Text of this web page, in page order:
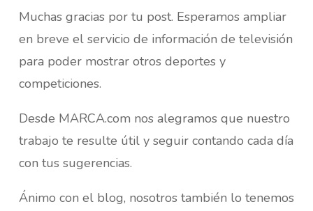
Muchas gracias por tu post. Esperamos ampliar
en breve el servicio de información de televisión
para poder mostrar otros deportes y
competiciones.
Desde MARCA.com nos alegramos que nuestro
trabajo te resulte útil y seguir contando cada día
con tus sugerencias.
Ánimo con el blog, nosotros también lo tenemos